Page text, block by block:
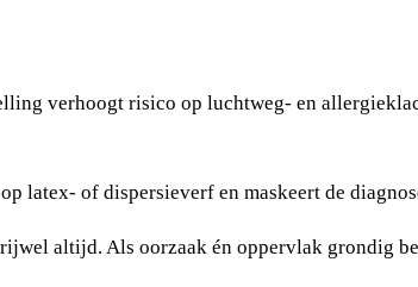
verhoogt risico op luchtweg- en
latex- of dispersieverf en maskeert de
altijd. Als oorzaak én oppervlak grondig